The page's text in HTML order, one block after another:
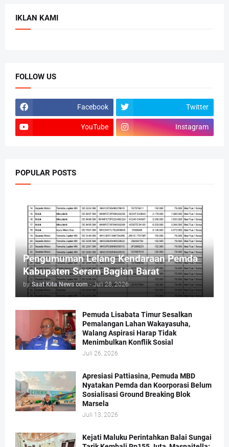
IKLAN KAMI
FOLLOW US
Facebook Twitter
YouTube Instagram
POPULAR POSTS
Pengumuman Lelang Kendaraan Pemda
Kabupaten Seram Bagian Barat
by Saat Kita News com - Juli 28, 2026
Pemuda Lisabata Timur Sesalkan
Pemalangan Lahan Wakayasuha,
Walang Aspirasi Harap Tidak
Menimbulkan Konflik Sosial
Juli 26, 2026
Apresiasi Pattiasina, Pemuda MBD
Nyatakan Pemda dan Koorporasi Belum
Sosialisasi Ground Breaking Blok
Marsela
Juli 13, 2026
Kejati Maluku Perintahkan Balai Sungai